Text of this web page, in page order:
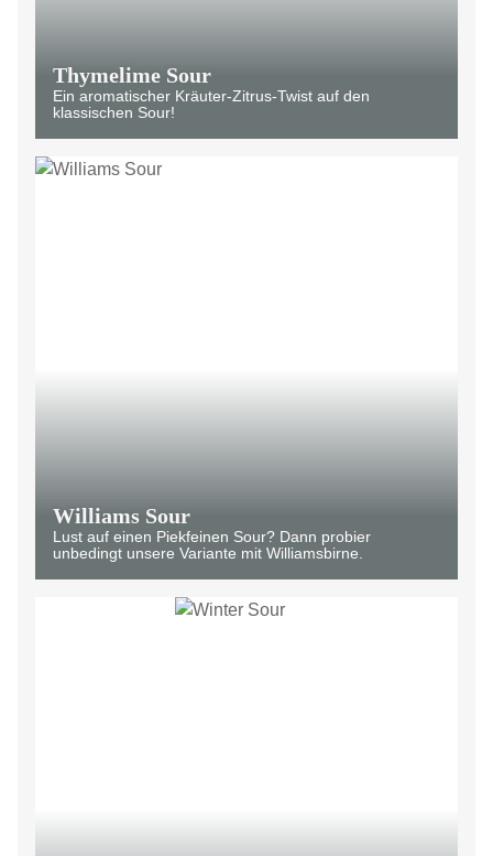
Thymelime Sour
Ein aromatischer Kräuter-Zitrus-Twist auf den
klassischen Sour!
Williams Sour
Lust auf einen Piekfeinen Sour? Dann probier
unbedingt unsere Variante mit Williamsbirne.